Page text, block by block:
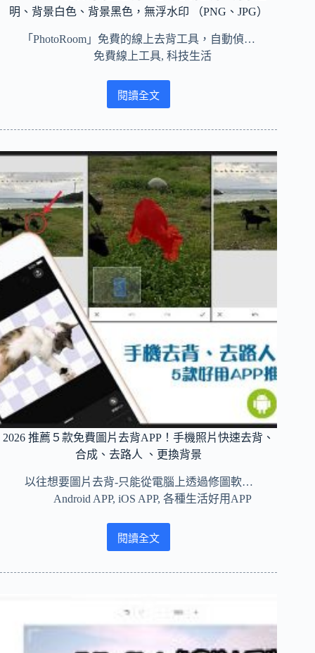
泣、
言
表
明、背景白色、背景黑色，無浮水印 （PNG、JPG）
「PhotoRoom」免費的線上去背工具，自動偵…
免費線上工具,科技生活
閱讀全文PhotoRoom
費
線
上
去
背！
片
自
動
去
背，
背
景
明、
背
色、
背
景
黑
無
浮
印 （PNG、
JPG）
2026 推薦５款免費圖片去背APP！手機照片快速去背、
合成、去路人 、更換背景
以往想要圖片去背-只能從電腦上透過修圖軟…
Android APP,iOS APP,各種生活好用APP
閱讀全文
2026
薦